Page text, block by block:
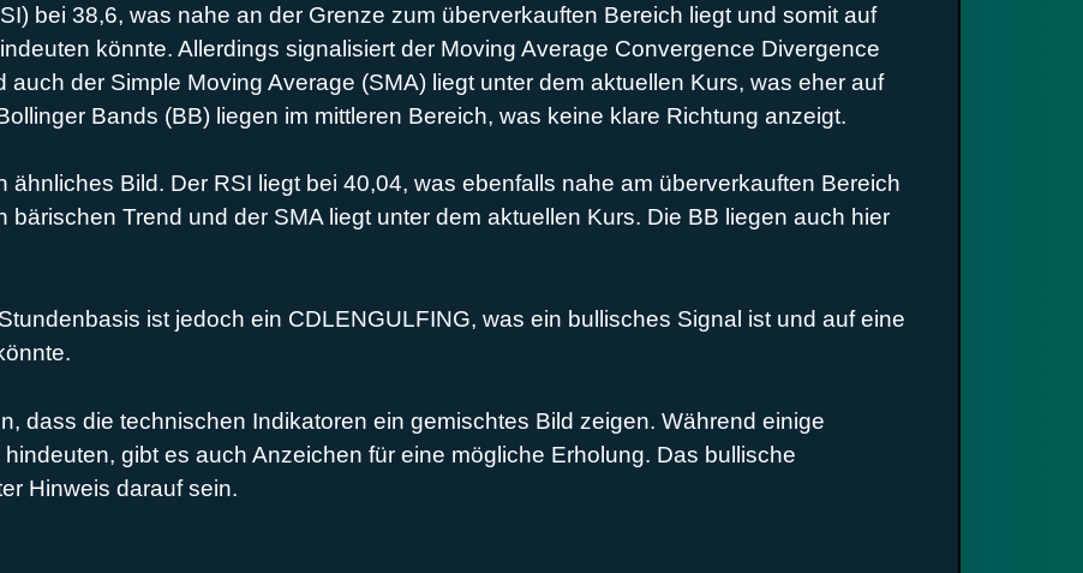
bei 38,6, was nahe an der Grenze zum überverkauften Bereich liegt und somit auf
könnte. Allerdings signalisiert der Moving Average Convergence Divergence
auch der Simple Moving Average (SMA) liegt unter dem aktuellen Kurs, was eher auf
Bands (BB) liegen im mittleren Bereich, was keine klare Richtung anzeigt.
ähnliches Bild. Der RSI liegt bei 40,04, was ebenfalls nahe am überverkauften Bereich
bärischen Trend und der SMA liegt unter dem aktuellen Kurs. Die BB liegen auch hier
ist jedoch ein CDLENGULFING, was ein bullisches Signal ist und auf eine
dass die technischen Indikatoren ein gemischtes Bild zeigen. Während einige
gibt es auch Anzeichen für eine mögliche Erholung. Das bullische
Hinweis darauf sein.